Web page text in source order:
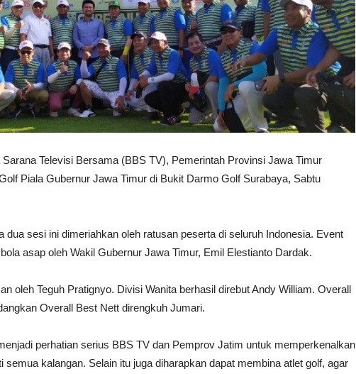
Sarana Televisi Bersama (BBS TV), Pemerintah Provinsi Jawa Timur
Piala Gubernur Jawa Timur di Bukit Darmo Golf Surabaya, Sabtu
dua sesi ini dimeriahkan oleh ratusan peserta di seluruh Indonesia. Event
asap oleh Wakil Gubernur Jawa Timur, Emil Elestianto Dardak.
oleh Teguh Pratignyo. Divisi Wanita berhasil direbut Andy William. Overall
Overall Best Nett direngkuh Jumari.
perhatian serius BBS TV dan Pemprov Jatim untuk memperkenalkan
semua kalangan. Selain itu juga diharapkan dapat membina atlet golf, agar